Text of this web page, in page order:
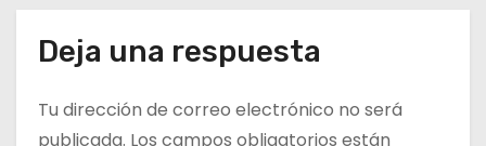
a
s
Deja una respuesta
Tu dirección de correo electrónico no será
publicada. Los campos obligatorios están